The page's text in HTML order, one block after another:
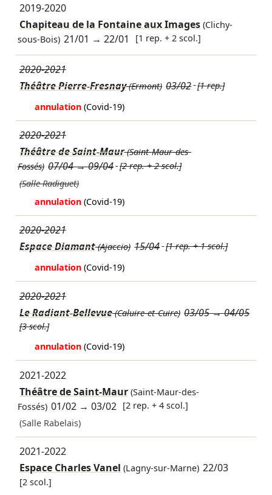
2019-2020
Chapiteau de la Fontaine aux Images(Clichy-
sous-Bois) 21/01 →22/01 [1 rep. + 2 scol.]
2020-2021
Théâtre Pierre-Fresnay(Ermont) 03/02 [1 rep.]
annulation (Covid-19)
2020-2021
Théâtre de Saint-Maur(Saint-Maur-des-
Fossés) 07/04→09/04 [2 rep. + 2 scol.]
(Salle Radiguet)
annulation (Covid-19)
2020-2021
Espace Diamant(Ajaccio) 15/04 [1 rep. + 1 scol.]
annulation (Covid-19)
2020-2021
Le Radiant-Bellevue(Caluire-et-Cuire) 03/05→04/05
[3 scol.]
annulation (Covid-19)
2021-2022
Théâtre de Saint-Maur(Saint-Maur-des-
Fossés) 01/02 →03/02 [2 rep. + 4 scol.]
(Salle Rabelais)
2021-2022
Espace Charles Vanel (Lagny-sur-Marne) 22/03
[2 scol.]